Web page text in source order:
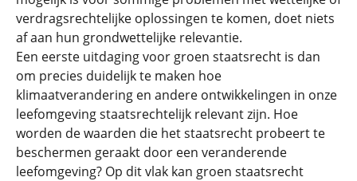
verdragsrechtelijke oplossingen te komen, doet niets
af aan hun grondwettelijke relevantie.
Een eerste uitdaging voor groen staatsrecht is dan
om precies duidelijk te maken hoe
klimaatverandering en andere ontwikkelingen in onze
leefomgeving staatsrechtelijk relevant zijn. Hoe
worden de waarden die het staatsrecht probeert te
beschermen geraakt door een veranderende
leefomgeving? Op dit vlak kan groen staatsrecht